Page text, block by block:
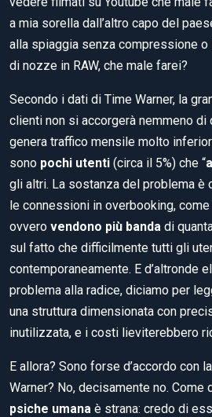
a mia sorella dall’altro capo del
alla spiaggia senza compressione
di nozze in RAW, che male farei?
Secondo i dati di Time Warner, la
clienti non si accorgerà nemmeno
genera traffico mensile molto
sono pochi utenti (circa il 5%) che “
gli altri. La sostanza del problema è
le connessioni in overbooking,
ovvero vendono più banda di
sul fatto che difficilmente tutti gli
contemporaneamente. E d’altronde
problema alla radice, diciamo per
una struttura dimensionata con
inutilizzata, e i costi lieviterebbero
E allora? Sono forse d’accordo con
Warner? No, decisamente no. Come
psiche umana è strana: credo di